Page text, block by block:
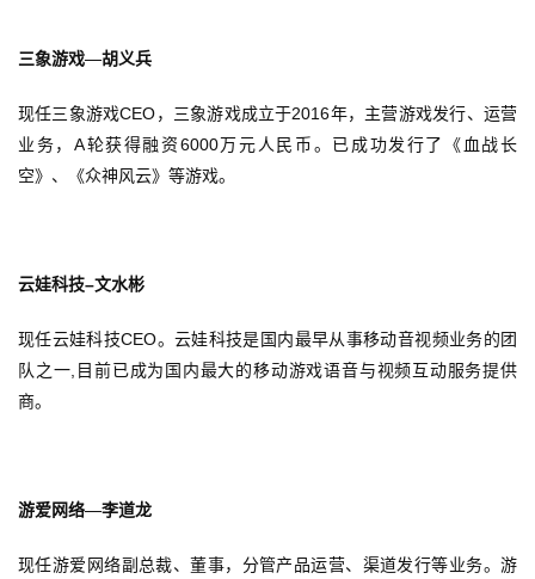
游
0
第
三
届
金
7
三象游戏—胡义兵
现任三象游戏CEO ，三象游戏成立于2016年，主营游戏发行、运营
业务， A轮获得融资 6000万元人民币。已成功发行了《血战长
空》、《众神风云》等游戏。
云娃科技–文水彬
现任云娃科技CEO。云娃科技是国内最早从事移动音视频业务的团
队之一, 目前已成为国内最大的移动游戏语音与视频互动服务提供
商。
游爱网络—李道龙
现任游爱网络副总裁、董事，分管产品运营、渠道发行等业务。游